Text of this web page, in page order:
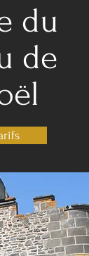
du
de